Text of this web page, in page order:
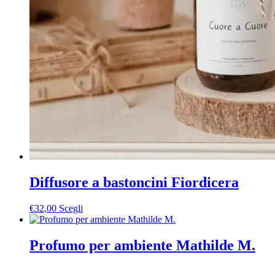
Diffusore a bastoncini Fiordicera
€32,00 Scegli
prodotto
varianti.
Profumo per ambiente Mathilde M.